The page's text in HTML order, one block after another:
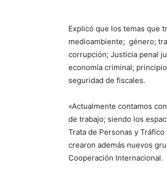
Explicó que los temas que
medioambiente; género;
corrupción; Justicia penal
economía criminal;
seguridad de fiscales.
«Actualmente contamos
de trabajo; siendo los
Trata de Personas y
crearon además nuevos
Cooperación Internacional.